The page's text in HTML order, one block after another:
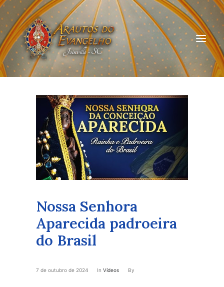
HOME
QUEM SOMOS
ARAUTOS JOINVILLE
CURSOS ON-LINE
Nossa Senhora
Aparecida padroeira
do Brasil
7 de outubro de 2024 In Vídeos By